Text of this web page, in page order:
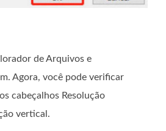
de Arquivos e
Agora, você pode verificar
cabeçalhos Resolução
vertical.